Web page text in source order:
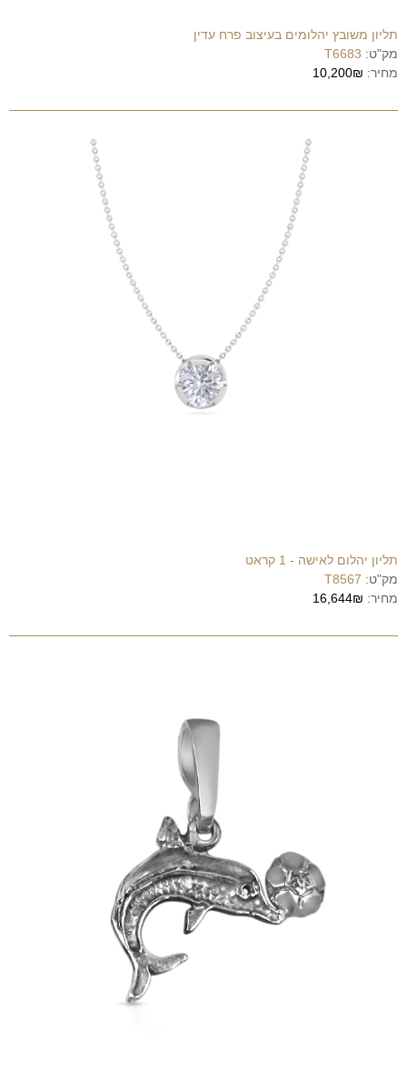
תליון משובץ יהלומים בעיצוב פרח עדין
מק"ט: T6683
מחיר: 10,200₪
תליון יהלום לאישה - 1 קראט
מק"ט: T8567
מחיר: 16,644₪